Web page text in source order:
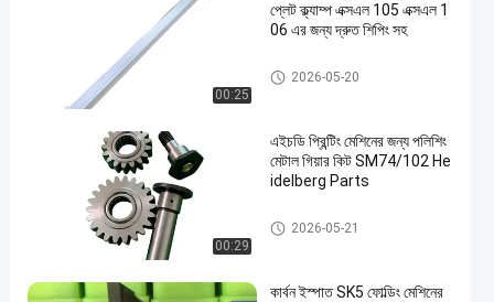
00:25
প্লেট ক্ল্যাম্প এক্সএল 105 এক্সএল 1
06 এর জন্য দ্রুত শিপিং সহ
অফসেট মেশিন খুচরা যন্ত্রাংশ
2026-05-20
00:29
এইচডি প্রিন্টিং মেশিনের জন্য পলিশিং
মেটাল গিয়ার কিট SM74/102 He
idelberg Parts
অফসেট মেশিন খুচরা যন্ত্রাংশ
2026-05-21
কার্বন ইস্পাত SK5 ফোল্ডিং মেশিনের